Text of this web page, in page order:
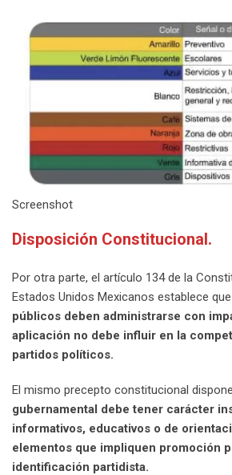
Screenshot
Disposición Constitucional.
Por otra parte, el artículo 134 de la
Estados Unidos Mexicanos establece
públicos deben administrarse con
aplicación no debe influir en la
partidos políticos.
El mismo precepto constitucional
gubernamental debe tener carácter
informativos, educativos o de
elementos que impliquen promoción
identificación partidista.